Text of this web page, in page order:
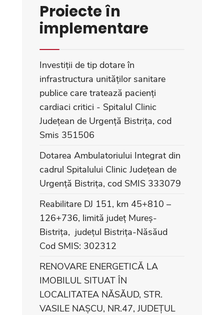
Proiecte în
implementare
Investiții de tip dotare în
infrastructura unităților sanitare
publice care tratează pacienți
cardiaci critici - Spitalul Clinic
Județean de Urgență Bistrița, cod
Smis 351506
Dotarea Ambulatoriului Integrat din
cadrul Spitalului Clinic Județean de
Urgență Bistrița, cod SMIS 333079
Reabilitare DJ 151, km 45+810 –
126+736, limită județ Mureș-
Bistrița, județul Bistrița-Năsăud
Cod SMIS: 302312
RENOVARE ENERGETICĂ LA
IMOBILUL SITUAT ÎN
LOCALITATEA NĂSĂUD, STR.
VASILE NAȘCU, NR.47, JUDEȚUL